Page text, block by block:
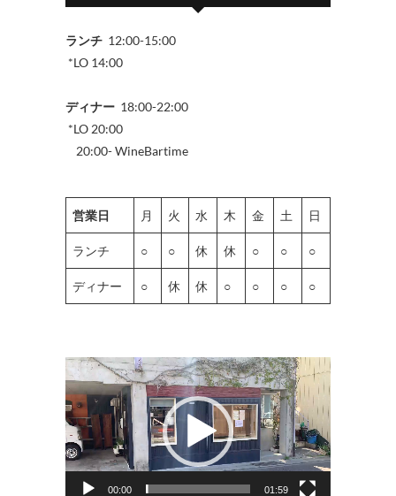
ランチ 12:00-15:00
*LO 14:00
ディナー 18:00-22:00
*LO 20:00
20:00- WineBartime
営業日 月 火 水 木 金 土 日
ランチ ○ ○ 休 休 ○ ○ ○
ディナー ○ 休 休 ○ ○ ○ ○
動
画
プ
レ
ー
00:00 01:59